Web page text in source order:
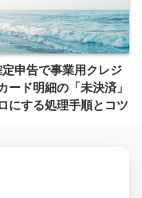
定申告で事業用クレジ
ード明細の「未決済」
にする処理手順とコツ